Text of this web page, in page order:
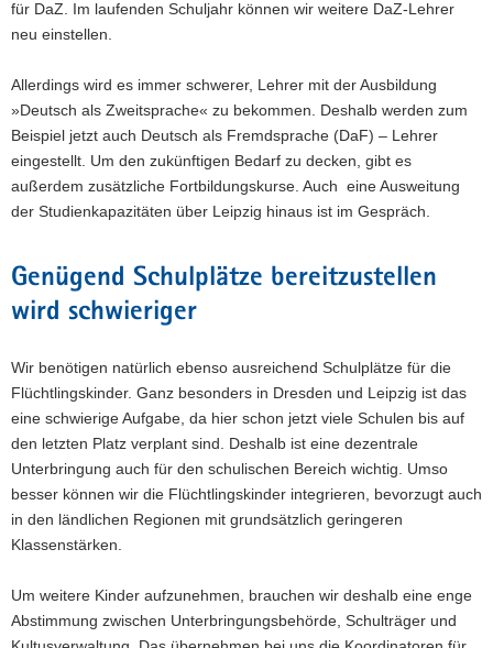
für DaZ. Im laufenden Schuljahr können wir weitere DaZ-Lehrer
neu einstellen.
Allerdings wird es immer schwerer, Lehrer mit der Ausbildung
»Deutsch als Zweitsprache« zu bekommen. Deshalb werden zum
Beispiel jetzt auch Deutsch als Fremdsprache (DaF) – Lehrer
eingestellt. Um den zukünftigen Bedarf zu decken, gibt es
außerdem zusätzliche Fortbildungskurse. Auch eine Ausweitung
der Studienkapazitäten über Leipzig hinaus ist im Gespräch.
Genügend Schulplätze bereitzustellen
wird schwieriger
Wir benötigen natürlich ebenso ausreichend Schulplätze für die
Flüchtlingskinder. Ganz besonders in Dresden und Leipzig ist das
eine schwierige Aufgabe, da hier schon jetzt viele Schulen bis auf
den letzten Platz verplant sind. Deshalb ist eine dezentrale
Unterbringung auch für den schulischen Bereich wichtig. Umso
besser können wir die Flüchtlingskinder integrieren, bevorzugt auch
in den ländlichen Regionen mit grundsätzlich geringeren
Klassenstärken.
Um weitere Kinder aufzunehmen, brauchen wir deshalb eine enge
Abstimmung zwischen Unterbringungsbehörde, Schulträger und